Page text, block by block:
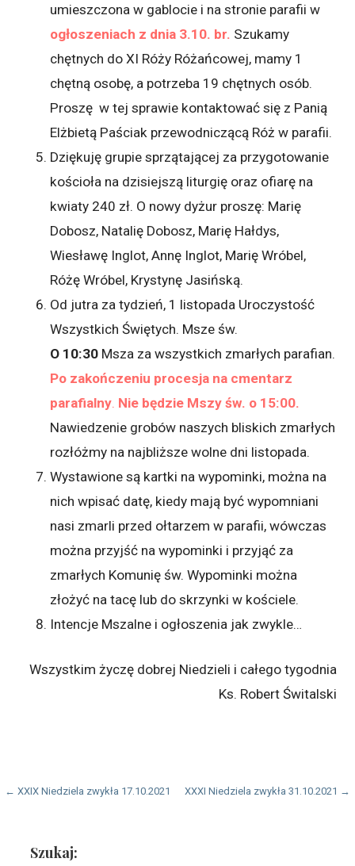
umieszczona w gablocie i na stronie parafii w
ogłoszeniach z dnia 3.10. br. Szukamy
chętnych do XI Róży Różańcowej, mamy 1
chętną osobę, a potrzeba 19 chętnych osób.
Proszę w tej sprawie kontaktować się z Panią
Elżbietą Paściak przewodniczącą Róż w parafii.
Dziękuję grupie sprzątającej za przygotowanie
kościoła na dzisiejszą liturgię oraz ofiarę na
kwiaty 240 zł. O nowy dyżur proszę: Marię
Dobosz, Natalię Dobosz, Marię Hałdys,
Wiesławę Inglot, Annę Inglot, Marię Wróbel,
Różę Wróbel, Krystynę Jasińską.
Od jutra za tydzień, 1 listopada Uroczystość
Wszystkich Świętych. Msze św.
O 10:30 Msza za wszystkich zmarłych parafian.
Po zakończeniu procesja na cmentarz
parafialny Nie będzie Mszy św. o 15:00.
Nawiedzenie grobów naszych bliskich zmarłych
rozłóżmy na najbliższe wolne dni listopada.
Wystawione są kartki na wypominki, można na
nich wpisać datę, kiedy mają być wypomniani
nasi zmarli przed ołtarzem w parafii, wówczas
można przyjść na wypominki i przyjąć za
zmarłych Komunię św. Wypominki można
złożyć na tacę lub do skrzynki w kościele.
Intencje Mszalne i ogłoszenia jak zwykle…
Wszystkim życzę dobrej Niedzieli i całego tygodnia
Ks. Robert Świtalski
Nawigacja
← XXIX Niedziela zwykła 17.10.2021 XXXI Niedziela zwykła 31.10.2021 →
Szukaj: